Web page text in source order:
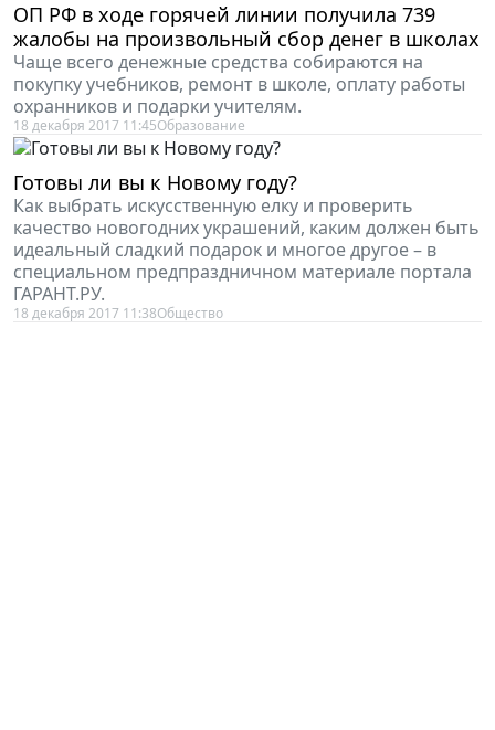
ОП РФ в ходе горячей линии получила 739
жалобы на произвольный сбор денег в школах
Чаще всего денежные средства собираются на
покупку учебников, ремонт в школе, оплату работы
охранников и подарки учителям.
18 декабря 2017 11:45Образование
Готовы ли вы к Новому году?
Как выбрать искусственную елку и проверить
качество новогодних украшений, каким должен быть
идеальный сладкий подарок и многое другое – в
специальном предпраздничном материале портала
ГАРАНТ.РУ.
18 декабря 2017 11:38Общество